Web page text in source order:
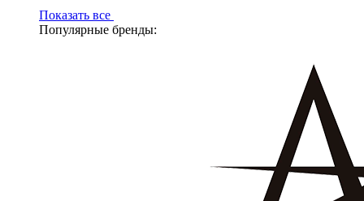
Показать все
Популярные бренды: